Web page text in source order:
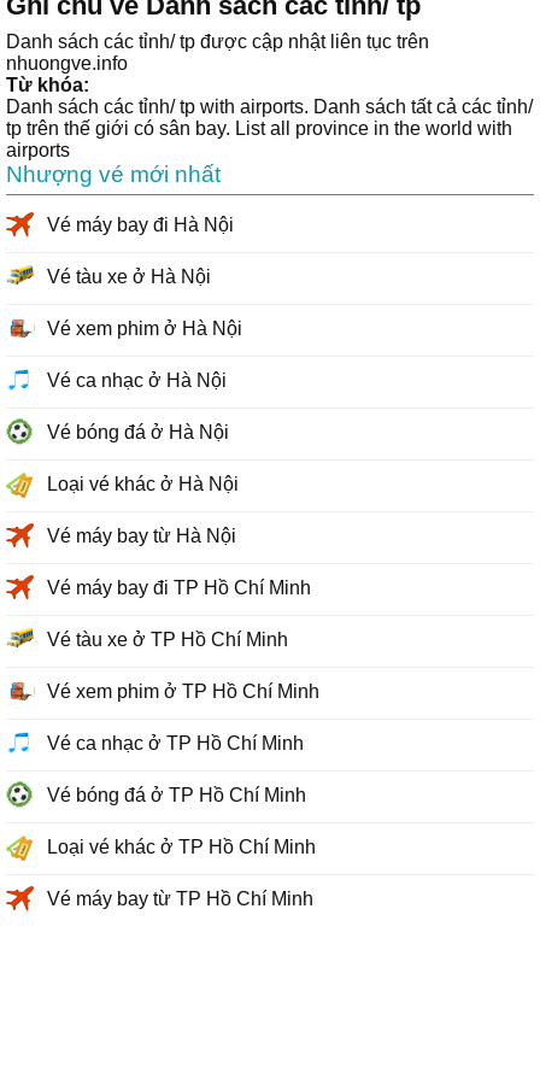
Danh sách các tỉnh/ tp được cập nhật liên tục trên
nhuongve.info
Từ khóa:
Danh sách các tỉnh/ tp with airports. Danh sách tất cả các tỉnh/
tp trên thế giới có sân bay. List all province in the world with
airports
Nhượng vé mới nhất
Vé máy bay đi Hà Nội
Vé tàu xe ở Hà Nội
Vé xem phim ở Hà Nội
Vé ca nhạc ở Hà Nội
Vé bóng đá ở Hà Nội
Loại vé khác ở Hà Nội
Vé máy bay từ Hà Nội
Vé máy bay đi TP Hồ Chí Minh
Vé tàu xe ở TP Hồ Chí Minh
Vé xem phim ở TP Hồ Chí Minh
Vé ca nhạc ở TP Hồ Chí Minh
Vé bóng đá ở TP Hồ Chí Minh
Loại vé khác ở TP Hồ Chí Minh
Vé máy bay từ TP Hồ Chí Minh